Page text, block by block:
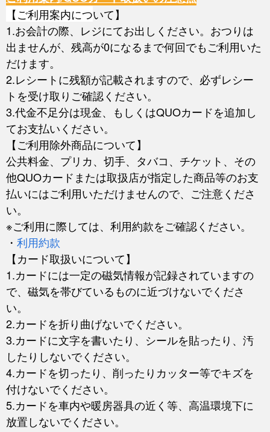
【ご利用案内について】
1.お会計の際、レジにてお出しください。おつりは
出ませんが、残高が0になるまで何回でもご利用いた
だけます。
2.レシートに残額が記載されますので、必ずレシー
トを受け取りご確認ください。
3.代金不足分は現金、もしくはQUOカードを追加し
てお支払いください。
【ご利用除外商品について】
公共料金、プリカ、切手、タバコ、チケット、その
他QUOカードまたは取扱店が指定した商品等のお支
払いにはご利用いただけませんので、ご注意くださ
い。
※ご利用に際しては、利用約款をご確認ください。
・ 利用約款
【カード取扱いについて】
1.カードには一定の磁気情報が記録されていますの
で、磁気を帯びているものに近づけないでくださ
い。
2.カードを折り曲げないでください。
3.カードに文字を書いたり、シールを貼ったり、汚
したりしないでください。
4.カードを切ったり、削ったりカッター等でキズを
付けないでください。
5.カードを車内や暖房器具の近く等、高温環境下に
放置しないでください。